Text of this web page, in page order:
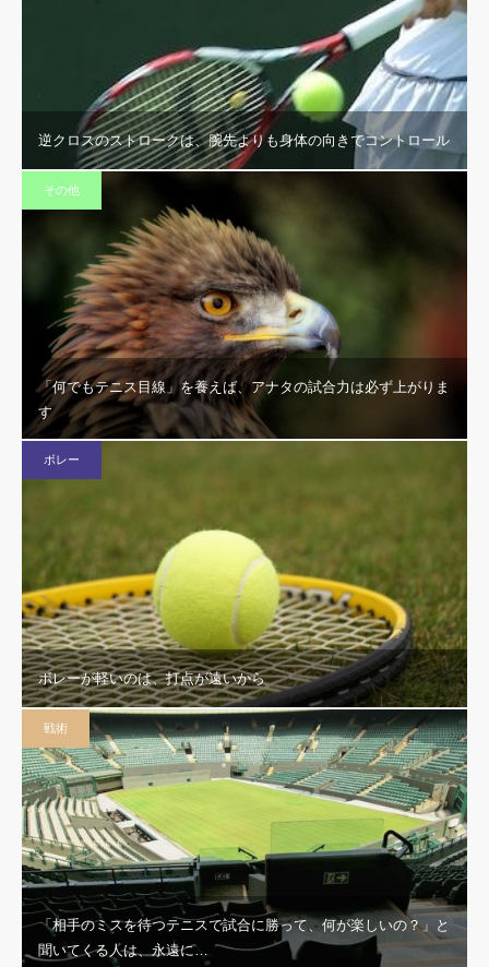
逆クロスのストロークは、腕先よりも身体の向きでコントロール
その他
「何でもテニス目線」を養えば、アナタの試合力は必ず上がりま
す
ボレー
ボレーが軽いのは、打点が遠いから
戦術
「相手のミスを待つテニスで試合に勝って、何が楽しいの？」と
聞いてくる人は、永遠に…